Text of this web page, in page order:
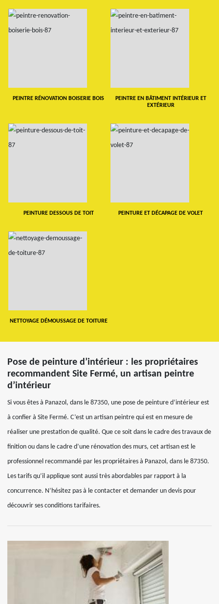
PEINTRE RÉNOVATION BOISERIE BOIS
PEINTRE EN BÂTIMENT INTÉRIEUR ET
EXTÉRIEUR
PEINTURE DESSOUS DE TOIT PEINTURE ET DÉCAPAGE DE VOLET
NETTOYAGE DÉMOUSSAGE DE TOITURE
Pose de peinture d’intérieur : les propriétaires
recommandent Site Fermé, un artisan peintre
d’intérieur
Si vous êtes à Panazol, dans le 87350, une pose de peinture d’intérieur est
à confier à Site Fermé. C’est un artisan peintre qui est en mesure de
réaliser une prestation de qualité. Que ce soit dans le cadre des travaux de
finition ou dans le cadre d’une rénovation des murs, cet artisan est le
professionnel recommandé par les propriétaires à Panazol, dans le 87350.
Les tarifs qu’il applique sont aussi très abordables par rapport à la
concurrence. N’hésitez pas à le contacter et demander un devis pour
découvrir ses conditions tarifaires.